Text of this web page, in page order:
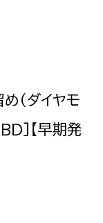
（ダイヤモ
【早期発